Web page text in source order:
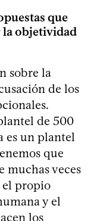
que
la objetividad
sobre la
de los
de 500
es un plantel
que
muchas veces
el propio
y el
los